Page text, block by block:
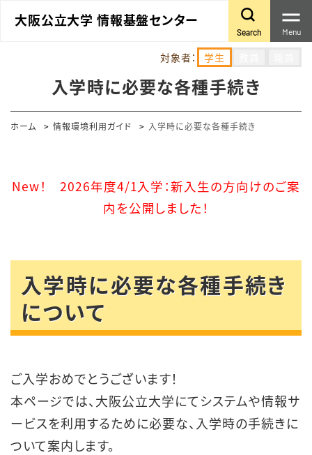
大阪公立大学 情報基盤センター
Search Menu
入学時に必要な各種手続き
ホーム 情報環境利用ガイド 入学時に必要な各種手続き
対象者： 学生
New！ 2026年度4/1入学：新入生の方向けのご案
内を公開しました！
入学時に必要な各種手続き
について
ご入学おめでとうございます！
本ページでは、大阪公立大学にてシステムや情報サ
ービスを利用するために必要な、入学時の手続きに
ついて案内します。